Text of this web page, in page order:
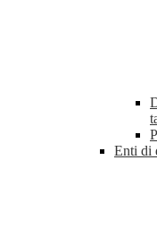
Enti di